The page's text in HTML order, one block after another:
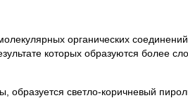
органических
которых образуются более
образуется светло-коричневый